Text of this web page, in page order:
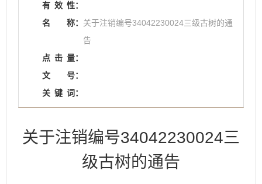
有 效 性：
名
称： 关于注销编号34042230024三级古树的通
告
点 击 量：
文
号：
关 键 词：
关于注销编号34042230024三
级古树的通告